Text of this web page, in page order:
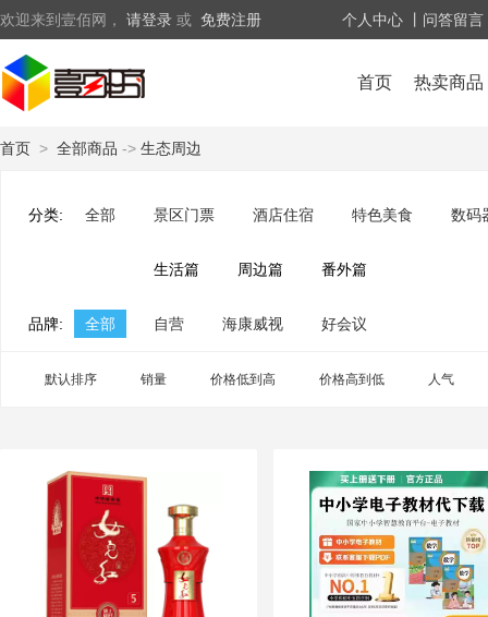
欢迎来到壹佰网， 请登录 或 免费注册 个人中心 丨问答留言
首页 热卖商品
首页 > 全部商品 -> 生态周边
分类: 全部 景区门票 酒店住宿 特色美食 数码
生活篇 周边篇 番外篇
品牌: 全部 自营 海康威视 好会议
默认排序 销量 价格低到高 价格高到低 人气